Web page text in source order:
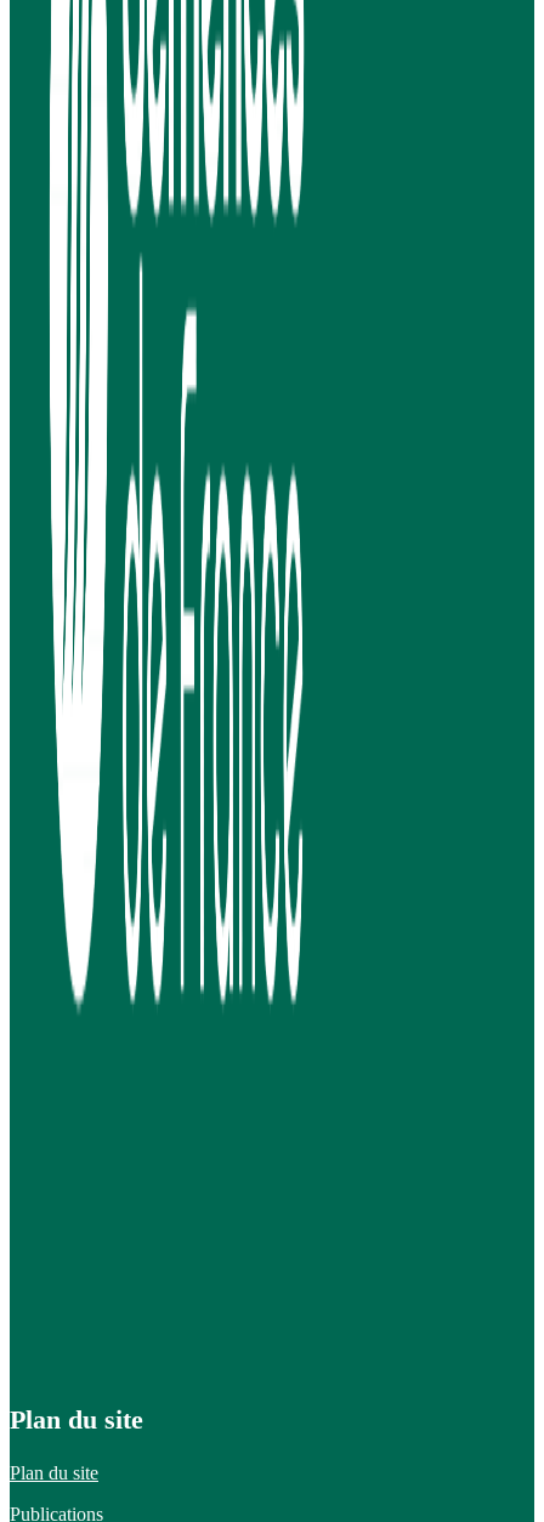
Plan du site
Plan du site
Publications